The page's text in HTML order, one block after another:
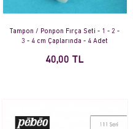
Tampon / Ponpon Fırça Seti - 1 - 2 -
3 - 4 cm Çaplarında - 4 Adet
40,00 TL